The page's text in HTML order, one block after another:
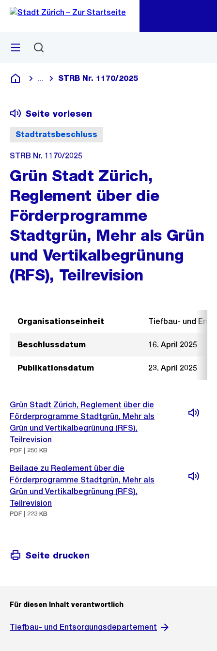
Navigation
Sprunglink
Menü
Deutsch
Blende alle Breadcrumbs ein
STRB Nr. 1170/2025
Stadtratsbeschluss
Seite vorlesen
STRB Nr. 1170/2025
Grün Stadt Zürich,
Reglement über die
Förderprogramme
Stadtgrün, Mehr als Grün
und Vertikalbegrünung
(RFS), Teilrevision
Organisationseinheit Tiefbau- und
Beschlussdatum 16. April 2025
Publikationsdatum 23. April 2025
Grün Stadt Zürich, Reglement über die
Förderprogramme Stadtgrün, Mehr als
Grün und Vertikalbegrünung (RFS),
Teilrevision
PDF | 250 KB
Beilage zu Reglement über die
Förderprogramme Stadtgrün, Mehr als
Grün und Vertikalbegrünung (RFS),
Teilrevision
PDF | 223 KB
Seite drucken
Für diesen Inhalt verantwortlich
Tiefbau- und Entsorgungsdepartement